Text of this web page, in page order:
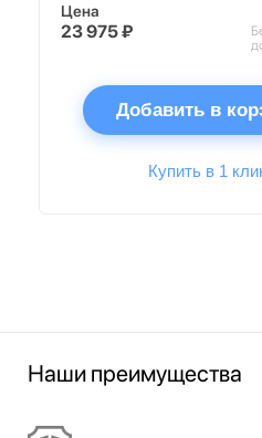
Цена
23 975 ₽
Добавить в
Купить в 1
Наши преимущества